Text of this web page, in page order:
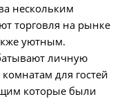
нескольким
торговля на рынке
уютным.
личную
для гостей
которые были